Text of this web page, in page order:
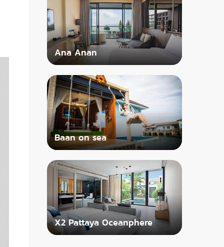
Ana Anan
Baan on sea
X2 Pattaya Oceanphere